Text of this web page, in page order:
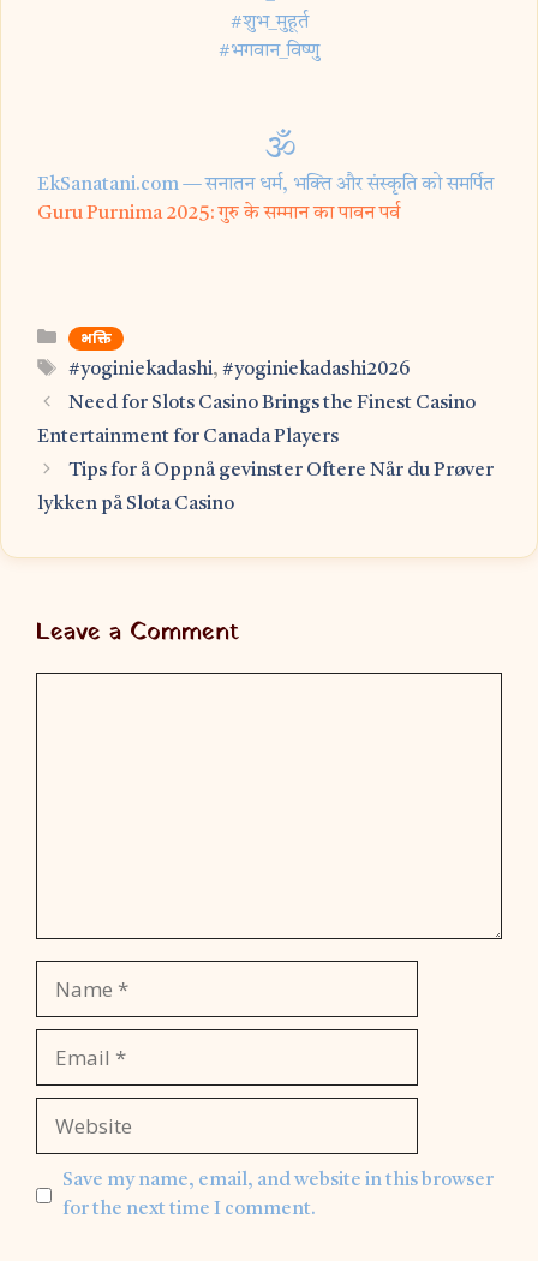
#शुभ_मुहूर्त
#भगवान_विष्णु
🕉
EkSanatani.com — सनातन धर्म, भक्ति और संस्कृति को समर्पित
Guru Purnima 2025: गुरु के सम्मान का पावन पर्व
Categories
भक्ति
Tags
#yoginiekadashi, #yoginiekadashi2026
Need for Slots Casino Brings the Finest Casino
Entertainment for Canada Players
Tips for å Oppnå gevinster Oftere Når du Prøver
lykken på Slota Casino
Leave a Comment
Save my name, email, and website in this browser
for the next time I comment.